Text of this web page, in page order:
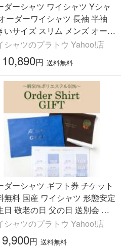
ダーシャツ ワイシャツ Yシャ
ーダーワイシャツ 長袖 半袖
いサイズ スリム メンズ オーダ
本製 綿100％ 軽井沢シャツ ラ
ドカラー
シャツのプラトウ Yahoo!店
円 送料無料
ダーシャツ ギフト券 チケット
無料 国産 ワイシャツ 形態安定
日 敬老の日 父の日 送別会 入
い 成人式 綿ポリエステル混紡
シャツのプラトウ Yahoo!店
円 送料無料